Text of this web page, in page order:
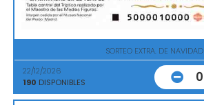
SORTEO EXTRA. DE NAVIDAD
22/12/2026
190 DISPONIBLES 0